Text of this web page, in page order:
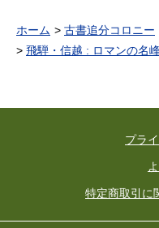
ホーム
古書追分コロニー
飛騨・信越 : ロマンの
プラ
特定商取引に